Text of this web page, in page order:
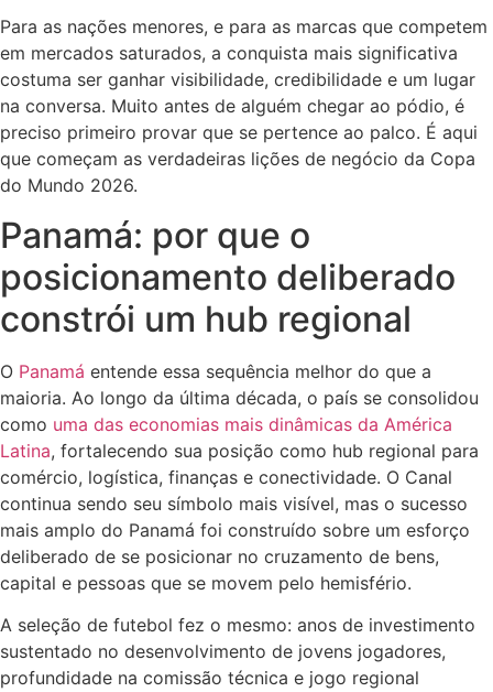
Para as nações menores, e para as marcas que competem
em mercados saturados, a conquista mais significativa
costuma ser ganhar visibilidade, credibilidade e um lugar
na conversa. Muito antes de alguém chegar ao pódio, é
preciso primeiro provar que se pertence ao palco. É aqui
que começam as verdadeiras lições de negócio da Copa
do Mundo 2026.
Panamá: por que o
posicionamento deliberado
constrói um hub regional
O Panamá entende essa sequência melhor do que a
maioria. Ao longo da última década, o país se consolidou
como uma das economias mais dinâmicas da América
Latina, fortalecendo sua posição como hub regional para
comércio, logística, finanças e conectividade. O Canal
continua sendo seu símbolo mais visível, mas o sucesso
mais amplo do Panamá foi construído sobre um esforço
deliberado de se posicionar no cruzamento de bens,
capital e pessoas que se movem pelo hemisfério.
A seleção de futebol fez o mesmo: anos de investimento
sustentado no desenvolvimento de jovens jogadores,
profundidade na comissão técnica e jogo regional